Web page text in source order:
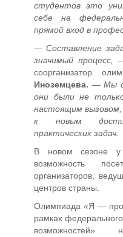
студентов это
себе на
прямой вход в
— Составление
значимый процесс,
соорганизатор
Иноземцева. — Мы
они были не
настоящим
к новым
практических задач.
В новом сезоне у
возможность
организаторов,
центров страны.
Олимпиада «Я —
рамках
возможностей»